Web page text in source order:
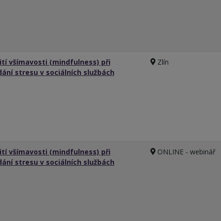
všímavosti (mindfulness) při
stresu v sociálních službách
Zlín
všímavosti (mindfulness) při
stresu v sociálních službách
ONLINE - webinář